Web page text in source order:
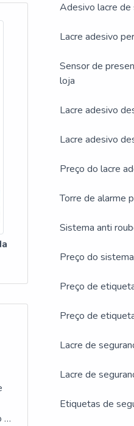
a
Adesivo lacre de
Lacre adesivo
Sensor de
loja
Lacre adesivo
Lacre adesivo
Preço do lacre
Torre de alarme
Sistema anti
Preço do
Preço de
Preço de
Lacre de
Lacre de
Etiquetas de